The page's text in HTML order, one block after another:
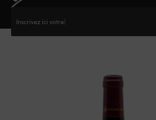
Inscrivez ici votre re